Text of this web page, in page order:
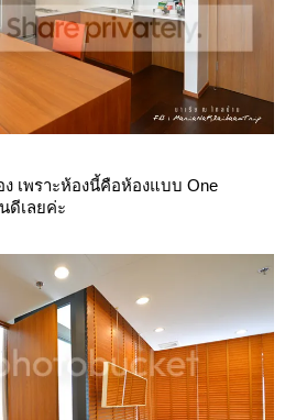
เพราะห้องนี้คือห้องแบบ One
ดีเลยค่ะ